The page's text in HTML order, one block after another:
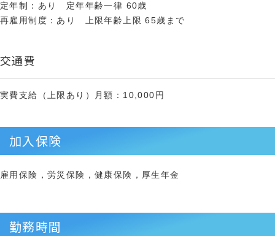
定年制：あり 定年年齢一律 60歳
再雇用制度：あり 上限年齢上限 65歳まで
交通費
実費支給（上限あり）月額：10,000円
加入保険
雇用保険，労災保険，健康保険，厚生年金
勤務時間